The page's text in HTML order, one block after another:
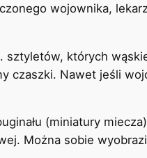
wojownika,
sztyletów, których
czaszki. Nawet jeśli
(miniatury miecza)
Można sobie